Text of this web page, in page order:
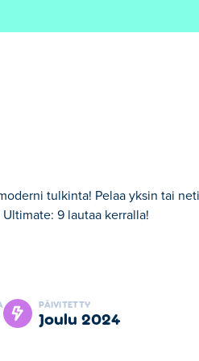
tulkinta! Pelaa yksin tai
9 lautaa kerralla!
yksi-, monin- tai
että olet Tic Tac Toe -mestari.
PÄIVITETTY
joulu 2024